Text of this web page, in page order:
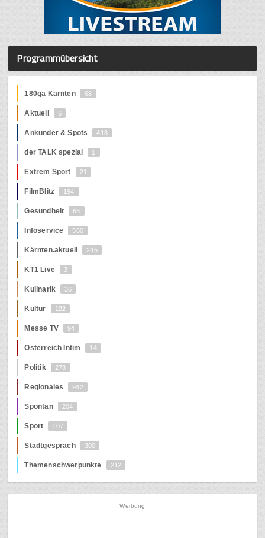
Programmübersicht
180ga Kärnten 68
Aktuell 6
Ankünder & Spots 418
der TALK spezial 1
Extrem Sport 21
FilmBlitz 194
Gesundheit 63
Infoservice 560
Kärnten.aktuell 245
KT1 Live 3
Kulinarik 36
Kultur 122
Messe TV 94
Österreich Intim 14
Politik 278
Regionales 942
Spontan 204
Sport 107
Stadtgespräch 300
Themenschwerpunkte 212
Werbung